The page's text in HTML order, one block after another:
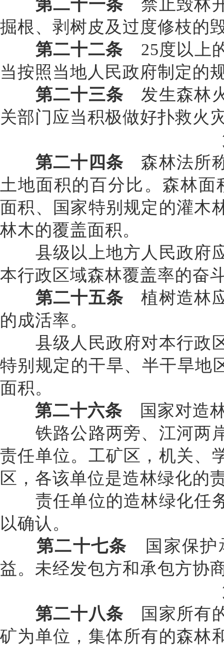
第二十一条 禁止毁林
掘根、剥树皮及过度修枝的
第二十二条 25度以上
当按照当地人民政府制定的
第二十三条 发生森林
关部门应当积极做好扑救火
第二十四条 森林法所
土地面积的百分比。森林面
面积、国家特别规定的灌木
林木的覆盖面积。
县级以上地方人民政府应
本行政区域森林覆盖率的奋
第二十五条 植树造林
的成活率。
县级人民政府对本行政区
特别规定的干旱、半干旱地
面积。
第二十六条 国家对造
铁路公路两旁、江河两岸
责任单位。工矿区，机关、
区，各该单位是造林绿化的
责任单位的造林绿化任务
以确认。
第二十七条 国家保护
益。未经发包方和承包方协
第二十八条 国家所有
矿为单位，集体所有的森林